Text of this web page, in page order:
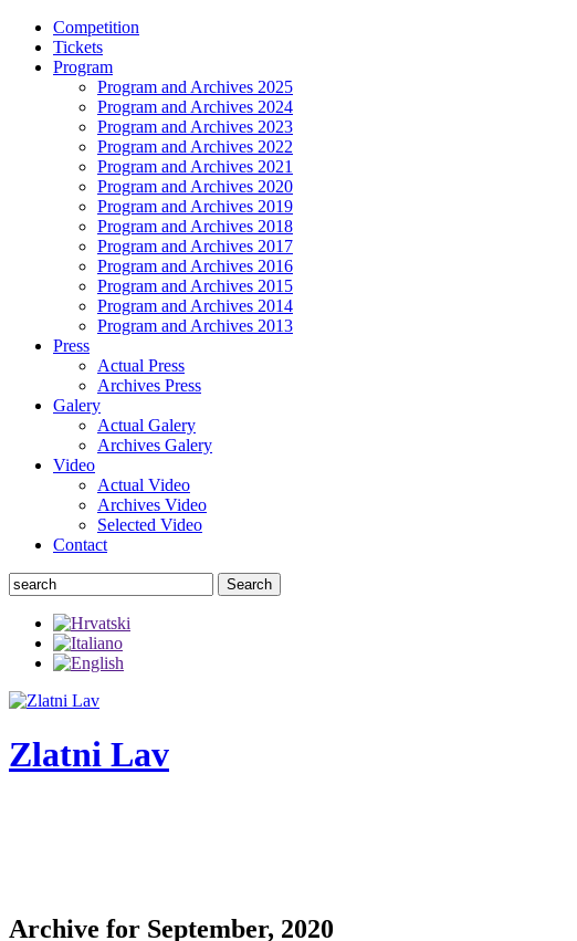
Competition
Tickets
Program
Program and Archives 2025
Program and Archives 2024
Program and Archives 2023
Program and Archives 2022
Program and Archives 2021
Program and Archives 2020
Program and Archives 2019
Program and Archives 2018
Program and Archives 2017
Program and Archives 2016
Program and Archives 2015
Program and Archives 2014
Program and Archives 2013
Press
Actual Press
Archives Press
Galery
Actual Galery
Archives Galery
Video
Actual Video
Archives Video
Selected Video
Contact
Search
Zlatni Lav
Archive for September, 2020